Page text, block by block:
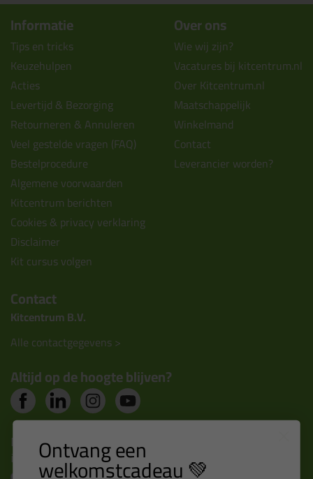
Informatie
Tips en tricks
Keuzehulpen
Acties
Levertijd & Bezorging
Retourneren & Annuleren
Veel gestelde vragen (FAQ)
Bestelprocedure
Algemene voorwaarden
Kitcentrum berichten
Cookies & privacy verklaring
Disclaimer
Kit cursus volgen
Over ons
Wie wij zijn?
Vacatures bij kitcentrum.nl
Over Kitcentrum.nl
Maatschappelijk
Winkelmand
Contact
Leverancier worden?
Contact
Kitcentrum B.V.
Alle contactgegevens >
Altijd op de hoogte blijven?
Nieuws, tips en exclusieve deals rechtstreeks in je
inbox Ontvang een
welkomstcadeau 💚